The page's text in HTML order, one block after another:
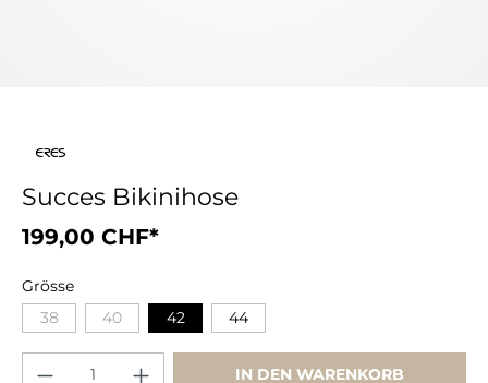
Succes Bikinihose
199,00 CHF*
Grösse
38
40 42 44
IN DEN WARENKORB